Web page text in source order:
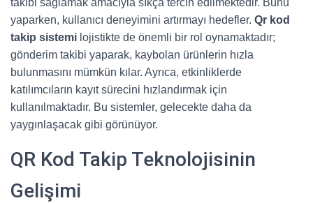
yaparken, kullanıcı deneyimini artırmayı hedefler. Qr kod
takip sistemi lojistikte de önemli bir rol oynamaktadır;
gönderim takibi yaparak, kaybolan ürünlerin hızla
bulunmasını mümkün kılar. Ayrıca, etkinliklerde
katılımcıların kayıt sürecini hızlandırmak için
kullanılmaktadır. Bu sistemler, gelecekte daha da
yaygınlaşacak gibi görünüyor.
QR Kod Takip Teknolojisinin
Gelişimi